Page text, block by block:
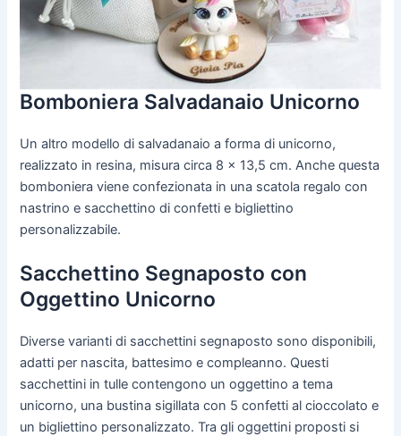
Bomboniera Salvadanaio Unicorno
Un altro modello di salvadanaio a forma di unicorno,
realizzato in resina, misura circa 8 x 13,5 cm. Anche questa
bomboniera viene confezionata in una scatola regalo con
nastrino e sacchettino di confetti e bigliettino
personalizzabile.
Sacchettino Segnaposto con
Oggettino Unicorno
Diverse varianti di sacchettini segnaposto sono disponibili,
adatti per nascita, battesimo e compleanno. Questi
sacchettini in tulle contengono un oggettino a tema
unicorno, una bustina sigillata con 5 confetti al cioccolato e
un bigliettino personalizzato. Tra gli oggettini proposti si